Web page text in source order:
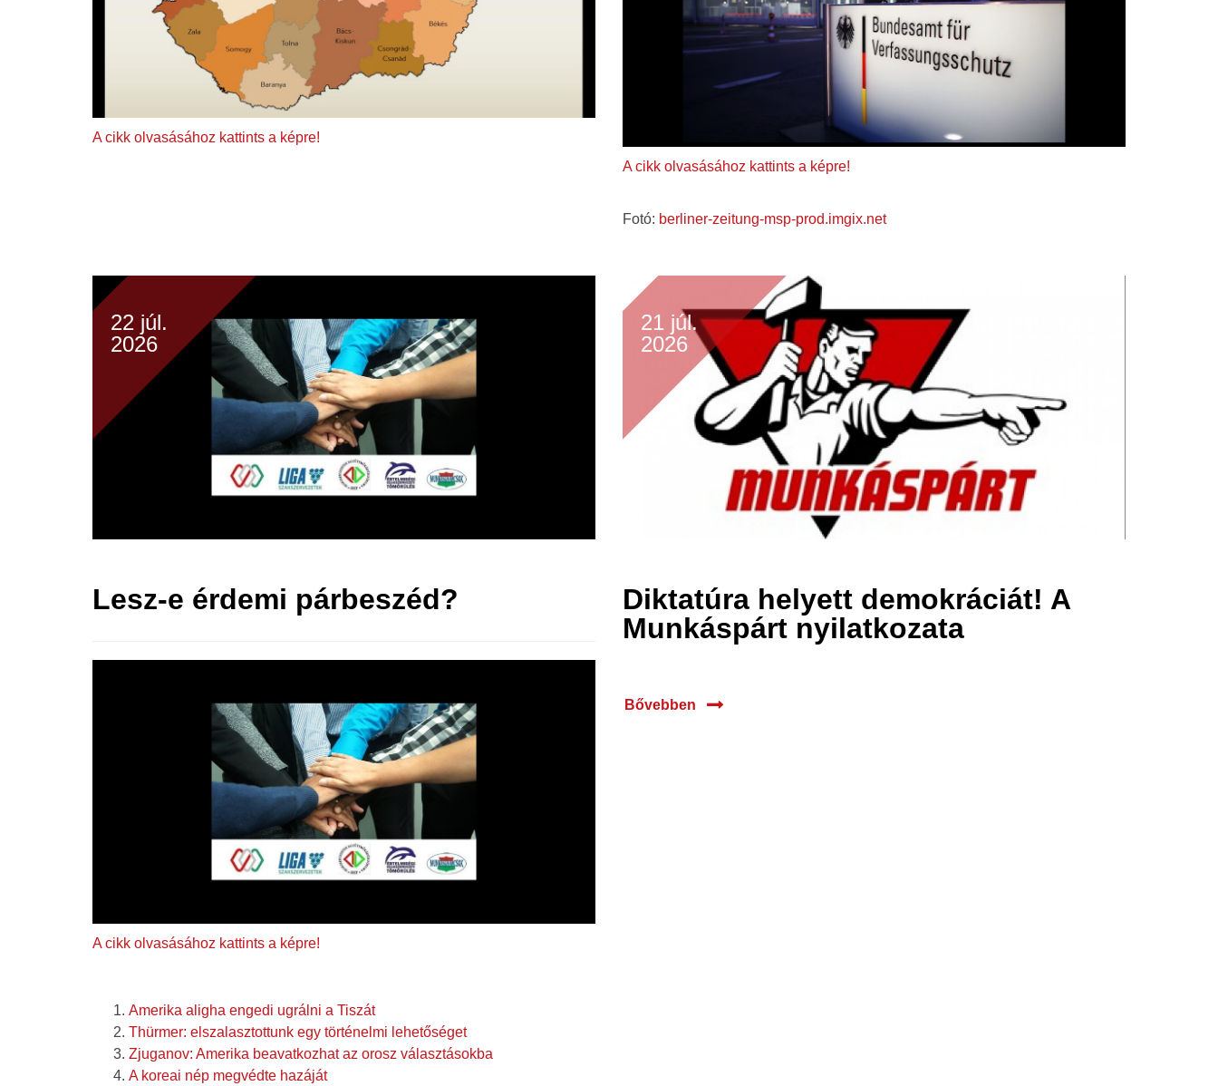
A cikk olvasásához kattints a képre!
A cikk olvasásához kattints a képre!
Fotó: berliner-zeitung-msp-prod.imgix.net
22 júl.
2026
Lesz-e érdemi párbeszéd?
A cikk olvasásához kattints a képre!
21 júl.
2026
Diktatúra helyett demokráciát! A
Munkáspárt nyilatkozata
Bővebben
Amerika aligha engedi ugrálni a Tiszát
Thürmer: elszalasztottunk egy történelmi lehetőséget
Zjuganov: Amerika beavatkozhat az orosz választásokba
A koreai nép megvédte hazáját